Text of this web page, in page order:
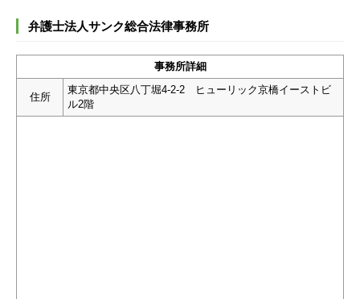
弁護士法人サンク総合法律事務所
事務所詳細
住所
東京都中央区八丁堀4-2-2 ヒューリック京橋イーストビ
ル2階